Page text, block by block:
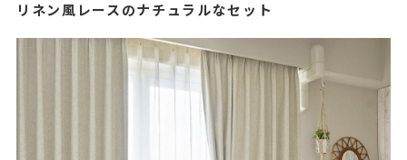
リネン風レースのナチュラルなセット